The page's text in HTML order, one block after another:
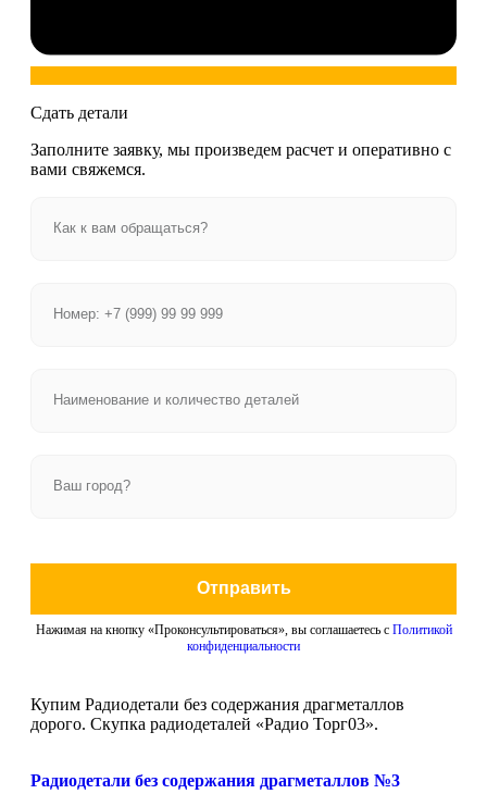
Сдать детали
Заполните заявку, мы произведем расчет и оперативно с
вами свяжемся.
Отправить
Нажимая на кнопку «Проконсультироваться», вы соглашаетесь с Политикой
конфиденциальности
Купим Радиодетали без содержания драгметаллов
дорого. Скупка радиодеталей «Радио Торг03».
Радиодетали без содержания драгметаллов №3